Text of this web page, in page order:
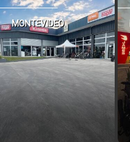
MONTEVIDEO